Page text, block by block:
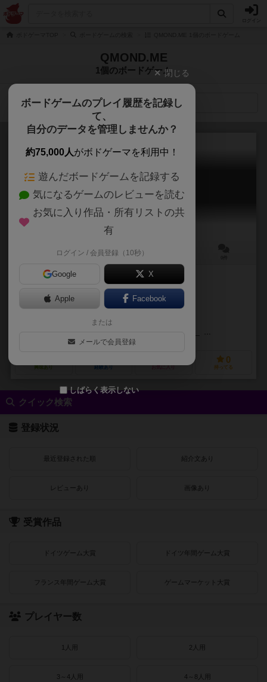
QMOND.ME
1個のボードゲーム
検索メニュー
インセプション
Inception
30分前後
作品説明文の編集者を募集中
未登録
興味あり 経験あり
0
持ってる
クイック検索
登録状況
最近登録された順 紹介文あり
レビューあり 画像あり
受賞作品
ドイツゲーム大賞 ドイツ年間ゲーム大賞
フランス年間ゲーム大賞 ゲームマーケット大賞
プレイヤー数
1人用 2人用
3～4人用 4～8人用
閉じる
ボードゲームのプレイ履歴を記録し
て、
自分のデータを管理しませんか？
約75,000人がボドゲーマを利用中！
遊んだボードゲームを記録する
気になるゲームのレビューを読む
お気に入り作品・所有リストの共
有
ログイン / 会員登録（10秒）
Google X
Apple Facebook
または
メールで会員登録
しばらく表示しない